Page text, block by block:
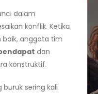
dalam
konflik. Ketika
baik, anggota tim
dan
konstruktif.
buruk sering kali